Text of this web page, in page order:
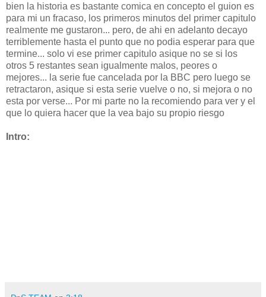
bien la historia es bastante comica en concepto el guion es
para mi un fracaso, los primeros minutos del primer capitulo
realmente me gustaron... pero, de ahi en adelanto decayo
terriblemente hasta el punto que no podia esperar para que
termine... solo vi ese primer capitulo asique no se si los
otros 5 restantes sean igualmente malos, peores o
mejores... la serie fue cancelada por la BBC pero luego se
retractaron, asique si esta serie vuelve o no, si mejora o no
esta por verse... Por mi parte no la recomiendo para ver y el
que lo quiera hacer que la vea bajo su propio riesgo
Intro: